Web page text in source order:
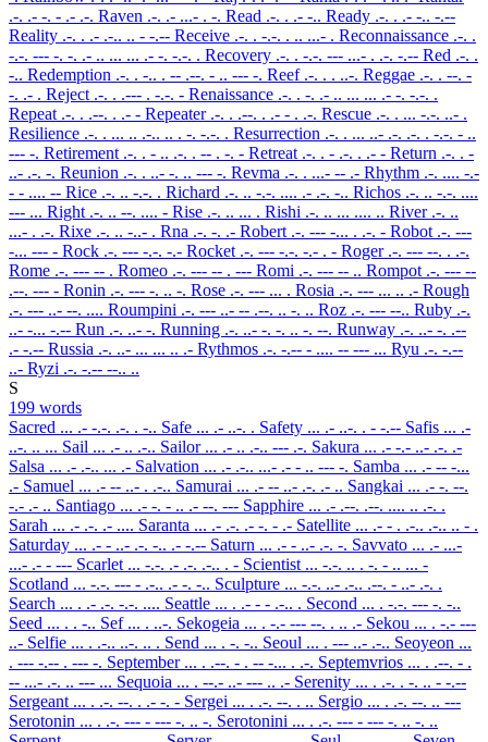
.-. .- -. - .- .-. Raven .-. .- ...- . -. Read .-. . .- -.. Ready .-. . .- -.. -.--
Reality .-. . .- .-.. .. - -.-- Receive .-. . -.-. . .. ...- . Reconnaissance .-. .
-.-. --- -. -. .- .. ... ... .- -. -.-. . Recovery .-. . -.-. --- ...- . .-. -.-- Red .-. .
-.. Redemption .-. . -.. . -- .--. - .. --- -. Reef .-. . . ..-. Reggae .-. . --. -
-. .- . Reject .-. . .--- . -.-. - Renaissance .-. . -. .- .. ... ... .- -. -.-. .
Repeat .-. . .--. . .- - Repeater .-. . .--. . .- - . .-. Rescue .-. . ... -.-. ..- .
Resilience .-. . ... .. .-.. .. . -. -.-. . Resurrection .-. . ... ..- .-. .-. . -.-. - ..
--- -. Retirement .-. . - .. .-. . -- . -. - Retreat .-. . - .-. . .- - Return .-. . -
..- .-. -. Reunion .-. . ..- -. .. --- -. Revma .-. . ...- -- .- Rhythm .-. .... -.-
- - .... -- Rice .-. .. -.-. . Richard .-. .. -.-. .... .- .-. -.. Richos .-. .. -.-. ....
--- ... Right .-. .. --. .... - Rise .-. .. ... . Rishi .-. .. ... .... .. River .-. ..
...- . .-. Rixe .-. .. -..- . Rna .-. -. .- Robert .-. --- -... . .-. - Robot .-. ---
-... --- - Rock .-. --- -.-. -.- Rocket .-. --- -.-. -.- . - Roger .-. --- --. . .-.
Rome .-. --- -- . Romeo .-. --- -- . --- Romi .-. --- -- .. Rompot .-. --- --
.--. --- - Ronin .-. --- -. .. -. Rose .-. --- ... . Rosia .-. --- ... .. .- Rough
.-. --- ..- --. .... Roumpini .-. --- ..- -- .--. .. -. .. Roz .-. --- --.. Ruby .-.
..- -... -.-- Run .-. ..- -. Running .-. ..- -. -. .. -. --. Runway .-. ..- -. .--
.- -.-- Russia .-. ..- ... ... .. .- Rythmos .-. -.-- - .... -- --- ... Ryu .-. -.--
..- Ryzi .-. -.-- --.. ..
S
199 words
Sacred ... .- -.-. .-. . -.. Safe ... .- ..-. . Safety ... .- ..-. . - -.-- Safis ... .-
..-. .. ... Sail ... .- .. .-.. Sailor ... .- .. .-.. --- .-. Sakura ... .- -.- ..- .-. .-
Salsa ... .- .-.. ... .- Salvation ... .- .-.. ...- .- - .. --- -. Samba ... .- -- -...
.- Samuel ... .- -- ..- . .-.. Samurai ... .- -- ..- .-. .- .. Sangkai ... .- -. --.
-.- .- .. Santiago ... .- -. - .. .- --. --- Sapphire ... .- .--. .--. .... .. .-. .
Sarah ... .- .-. .- .... Saranta ... .- .-. .- -. - .- Satellite ... .- - . .-.. .-.. .. - .
Saturday ... .- - ..- .-. -.. .- -.-- Saturn ... .- - ..- .-. -. Savvato ... .- ...-
...- .- - --- Scarlet ... -.-. .- .-. .-.. . - Scientist ... -.-. .. . -. - .. ... -
Scotland ... -.-. --- - .-.. .- -. -.. Sculpture ... -.-. ..- .-.. .--. - ..- .-. .
Search ... . .- .-. -.-. .... Seattle ... . .- - - .-.. . Second ... . -.-. --- -. -..
Seed ... . . -.. Sef ... . ..-. Sekogeia ... . -.- --- --. . .. .- Sekou ... . -.- ---
..- Selfie ... . .-.. ..-. .. . Send ... . -. -.. Seoul ... . --- ..- .-.. Seoyeon ...
. --- -.-- . --- -. September ... . .--. - . -- -... . .-. Septemvrios ... . .--. - .
-- ...- .-. .. --- ... Sequoia ... . --.- ..- --- .. .- Serenity ... . .-. . -. .. - -.--
Sergeant ... . .-. --. . .- -. - Sergei ... . .-. --. . .. Sergio ... . .-. --. .. ---
Serotonin ... . .-. --- - --- -. .. -. Serotonini ... . .-. --- - --- -. .. -. ..